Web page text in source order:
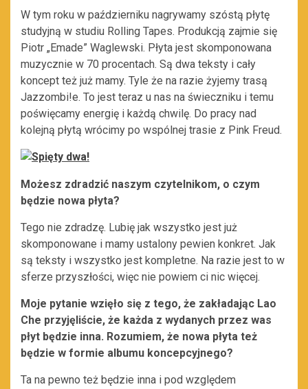
W tym roku w październiku nagrywamy szóstą płytę
studyjną w studiu Rolling Tapes. Produkcją zajmie się
Piotr „Emade” Waglewski. Płyta jest skomponowana
muzycznie w 70 procentach. Są dwa teksty i cały
koncept też już mamy. Tyle że na razie żyjemy trasą
Jazzombi!e. To jest teraz u nas na świeczniku i temu
poświęcamy energię i każdą chwilę. Do pracy nad
kolejną płytą wrócimy po wspólnej trasie z Pink Freud.
Możesz zdradzić naszym czytelnikom, o czym
będzie nowa płyta?
Tego nie zdradzę. Lubię jak wszystko jest już
skomponowane i mamy ustalony pewien konkret. Jak
są teksty i wszystko jest kompletne. Na razie jest to w
sferze przyszłości, więc nie powiem ci nic więcej.
Moje pytanie wzięło się z tego, że zakładając Lao
Che przyjęliście, że każda z wydanych przez was
płyt będzie inna. Rozumiem, że nowa płyta też
będzie w formie albumu koncepcyjnego?
Ta na pewno też będzie inna i pod względem